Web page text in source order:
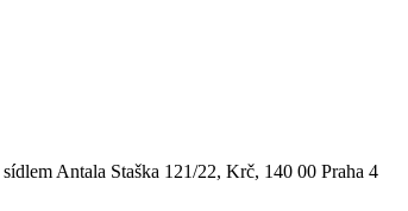
Antala Staška 121/22, Krč, 140 00 Praha 4